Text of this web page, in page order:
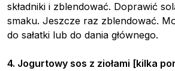
składniki i zblendować. Doprawić
smaku. Jeszcze raz zblendować.
do sałatki lub do dania głównego.
4. Jogurtowy sos z ziołami [kilka